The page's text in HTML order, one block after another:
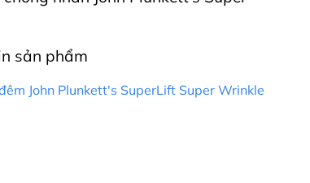
sản phẩm
John Plunkett's SuperLift Super Wrinkle